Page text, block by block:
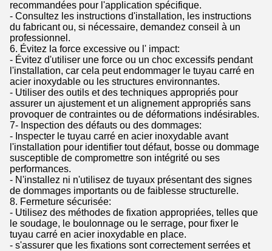
recommandées pour l'application spécifique.
- Consultez les instructions d'installation, les instructions
du fabricant ou, si nécessaire, demandez conseil à un
professionnel.
6. Évitez la force excessive ou l' impact:
- Évitez d'utiliser une force ou un choc excessifs pendant
l'installation, car cela peut endommager le tuyau carré en
acier inoxydable ou les structures environnantes.
- Utiliser des outils et des techniques appropriés pour
assurer un ajustement et un alignement appropriés sans
provoquer de contraintes ou de déformations indésirables.
7- Inspection des défauts ou des dommages:
- Inspecter le tuyau carré en acier inoxydable avant
l'installation pour identifier tout défaut, bosse ou dommage
susceptible de compromettre son intégrité ou ses
performances.
- N'installez ni n'utilisez de tuyaux présentant des signes
de dommages importants ou de faiblesse structurelle.
8. Fermeture sécurisée:
- Utilisez des méthodes de fixation appropriées, telles que
le soudage, le boulonnage ou le serrage, pour fixer le
tuyau carré en acier inoxydable en place.
- s'assurer que les fixations sont correctement serrées et